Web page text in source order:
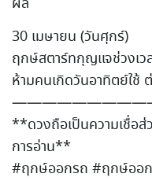
ผล
30 เมษายน (วันศุกร์)
ฤกษ์สตาร์ทกุญแจช่วงเ
ห้ามคนเกิดวันอาทิตย์ใช้
**ดวงถือเป็นความเชื่อ
การอ่าน**
#ฤกษ์ออกรถ #ฤกษ์ออก